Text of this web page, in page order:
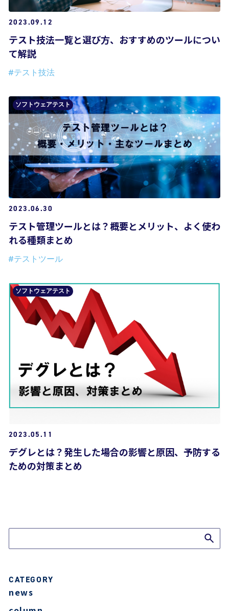
2023.09.12
テスト技法一覧と選び方、おすすめのツールについ
て解説
#テスト技法
ソフトウェアテスト
2023.06.30
テスト管理ツールとは？概要とメリット、よく使わ
れる種類まとめ
#テストツール
ソフトウェアテスト
2023.05.11
デグレとは？発生した場合の影響と原因、予防する
ための対策まとめ
CATEGORY
news